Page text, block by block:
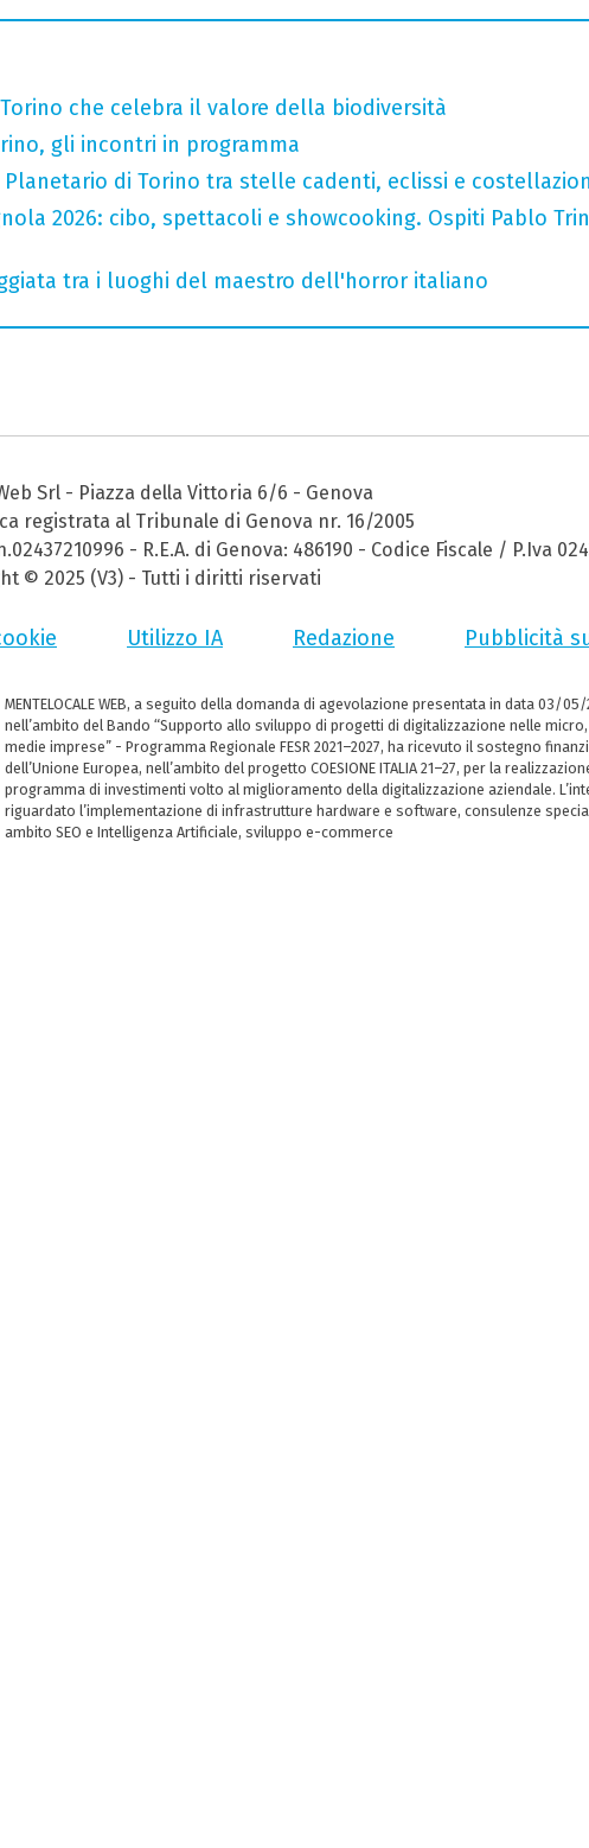
che celebra il valore della biodiversità
gli incontri in programma
Planetario di Torino tra stelle cadenti, eclissi e
2026: cibo, spettacoli e showcooking. Ospiti Pablo
tra i luoghi del maestro dell'horror italiano
Srl - Piazza della Vittoria 6/6 - Genova
registrata al Tribunale di Genova nr. 16/2005
- R.E.A. di Genova: 486190 - Codice Fiscale / P.Iva
© 2025 (V3) - Tutti i diritti riservati
Utilizzo IA Redazione Pubblicità
MENTELOCALE WEB, a seguito della domanda di agevolazione presentata in data 03/05/
nell’ambito del Bando “Supporto allo sviluppo di progetti di digitalizzazione nelle
medie imprese” - Programma Regionale FESR 2021–2027, ha ricevuto il sostegno
dell’Unione Europea, nell’ambito del progetto COESIONE ITALIA 21–27, per la
programma di investimenti volto al miglioramento della digitalizzazione aziendale.
riguardato l’implementazione di infrastrutture hardware e software, consulenze
ambito SEO e Intelligenza Artificiale, sviluppo e-commerce